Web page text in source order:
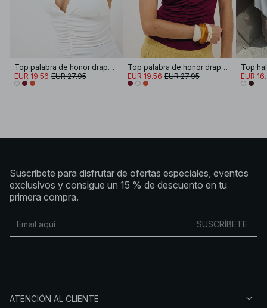
Top palabra de honor drapeado
EUR 19.56 EUR 27.95
Top palabra de honor drapeado
EUR 19.56 EUR 27.95 EUR
Suscríbete para disfrutar de ofertas especiales, eventos
exclusivos y consigue un 15 % de descuento en tu
primera compra.
SUSCRÍBETE
ATENCIÓN AL CLIENTE